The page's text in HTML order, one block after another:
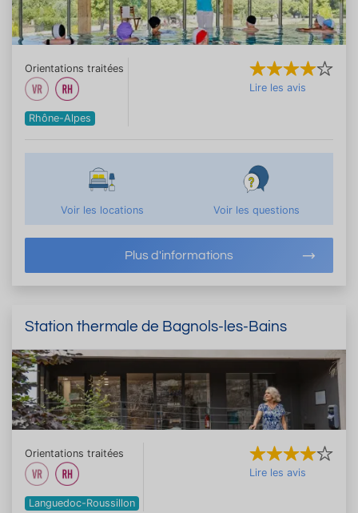
Orientations traitées
Rhône-Alpes
Lire les avis
Voir les locations Voir les questions
Plus d'informations
Station thermale de Bagnols-les-Bains
Orientations traitées
Languedoc-Roussillon
Lire les avis